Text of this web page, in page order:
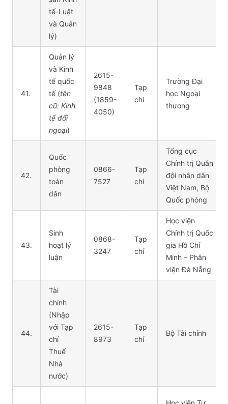
tế-Luật
và Quản
lý)
41.
Quản lý
và Kinh
tế quốc
tế (tên
cũ: Kinh
tế đối
ngoại)
2615-
9848
(1859-
4050)
Tạp
chí
Trường Đại
học Ngoại
thương
42.
Quốc
phòng
toàn
dân
0866-
7527
Tạp
chí
Tổng cục
Chính trị Quân
đội nhân dân
Việt Nam, Bộ
Quốc phòng
43.
Sinh
hoạt lý
luận
0868-
3247
Tạp
chí
Học viện
Chính trị Quốc
gia Hồ Chí
Minh – Phân
viện Đà Nẵng
44.
Tài
chính
(Nhập
với Tạp
chí
Thuế
Nhà
nước)
2615-
8973
Tạp
chí
Bộ Tài chính